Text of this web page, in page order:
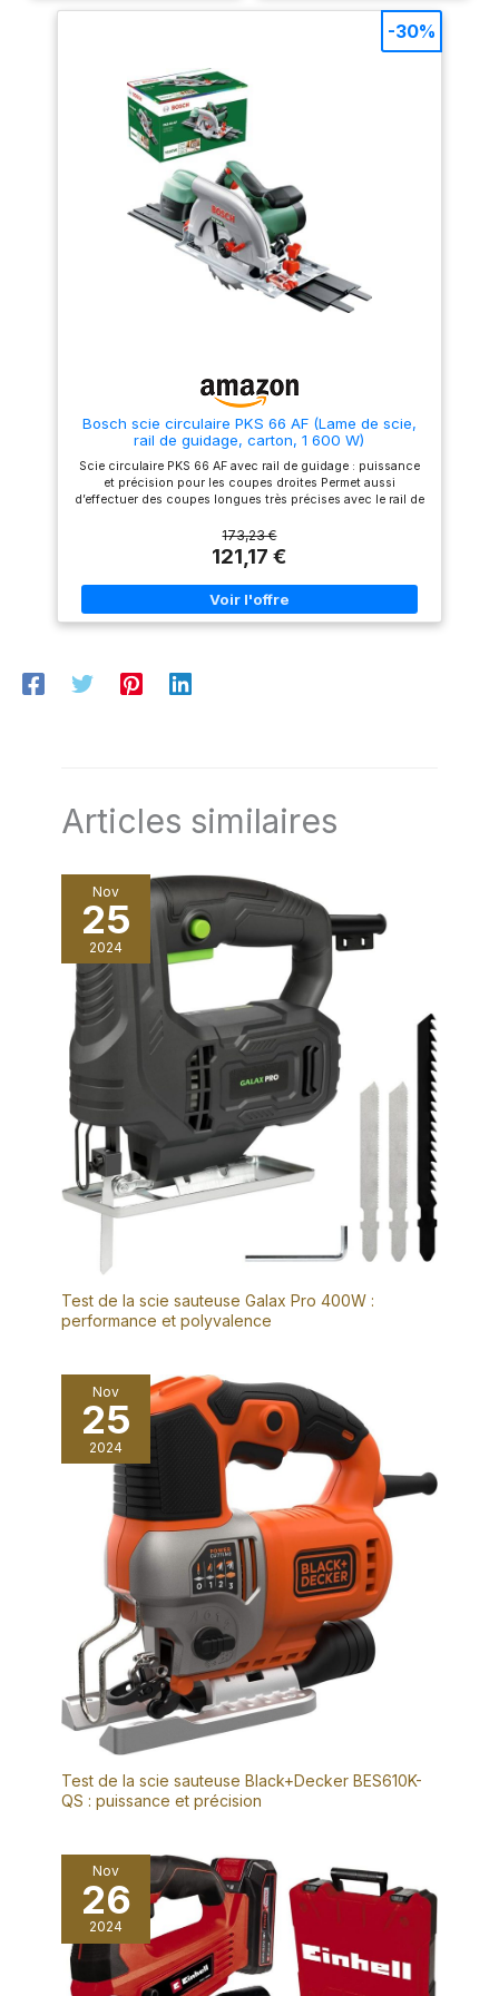
coupe allant jusqu'à 66 mm (à
90 ° sans rail) Pour des
coupes en angle allant jusqu'à
d'inclinaison sont faciles à
régler sans aucun outil
supplémentaire Le verrouillage
de la lame facilite le
changement de la lame de scie
La longueur du câble est
suffisamment longue pour
résultats en ligne droite, vous
La grande poignée est conçue
pour aider à travailler avec la
effectuer sans se fatiguer
Pour plus de précision, un
système de rail de guidage est
Bosch scie circulaire PKS 66 AF (Lame de scie,
rail de guidage, carton, 1 600 W)
Scie circulaire PKS 66 AF avec rail de guidage : puissance
et précision pour les coupes droites Permet aussi
d’effectuer des coupes longues très précises avec le rail de
récupérés par le boîtier CleanSystem fourni Accepte les
lames de scie circulaire avec un diamètre nominal de 190
mm Livré avec : PKS 66 AF, boîtier CleanSystem, guide de
coupe CutControl, trois éléments de rail de guidage (de 35
cm chacun), lame Speedline Wood (diamètre 190 mm), butée
parallèle, carton
173,23 €
121,17 €
-30%
Articles similaires
Nov
25
2024
Test de la scie sauteuse Galax Pro 400W :
performance et polyvalence
Nov
25
2024
Test de la scie sauteuse Black+Decker BES610K-
QS : puissance et précision
Nov
26
2024